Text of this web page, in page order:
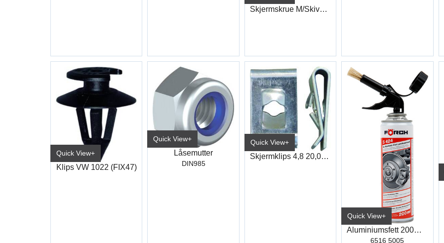
Skjermskrue M/Skive 6,3X19
Quick View+
Klips VW 1022 (FIX47)
Quick View+
Låsemutter
DIN985
Quick View+
Skjermklips 4,8 20,00X12,00 (HUC03)
Quick View+
Aluminiumsfett 200ml m/Drivgass S424
6516 5005